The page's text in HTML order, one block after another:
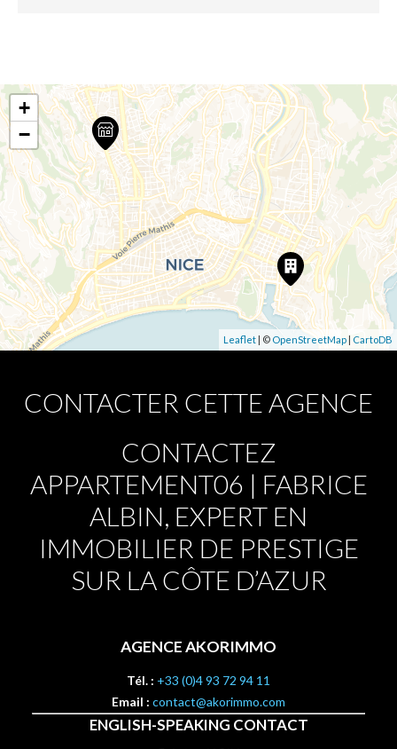
+
−
Leaflet | © OpenStreetMap | CartoDB
CONTACTER CETTE AGENCE
CONTACTEZ
APPARTEMENT06 | FABRICE
ALBIN, EXPERT EN
IMMOBILIER DE PRESTIGE
SUR LA CÔTE D’AZUR
AGENCE AKORIMMO
Tél. : +33 (0)4 93 72 94 11
Email : contact@akorimmo.com
ENGLISH-SPEAKING CONTACT